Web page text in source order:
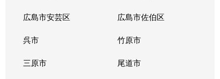
広島市安芸区 広島市佐伯区
呉市 竹原市
三原市 尾道市